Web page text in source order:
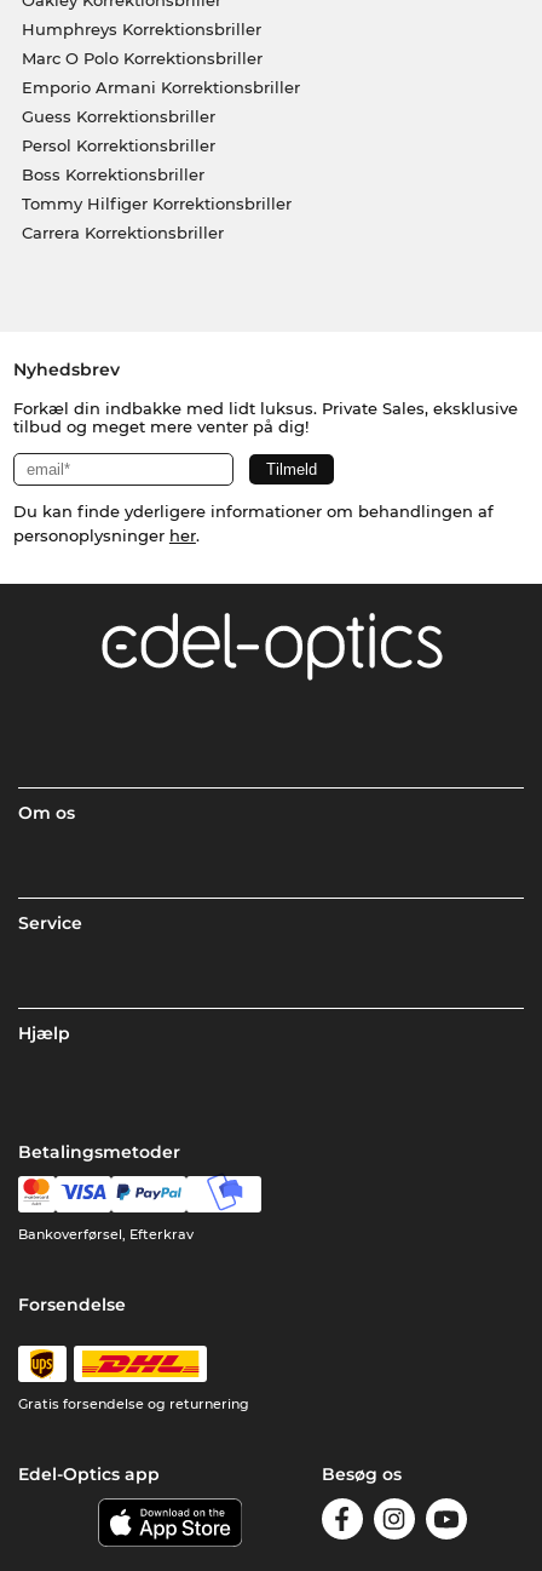
Humphreys Korrektionsbriller
Marc O Polo Korrektionsbriller
Emporio Armani Korrektionsbriller
Guess Korrektionsbriller
Persol Korrektionsbriller
Boss Korrektionsbriller
Tommy Hilfiger Korrektionsbriller
Carrera Korrektionsbriller
Nyhedsbrev
Forkæl din indbakke med lidt luksus. Private Sales, eksklusive
tilbud og meget mere venter på dig!
Du kan finde yderligere informationer om behandlingen af
personoplysninger her.
Om os
Service
Hjælp
Betalingsmetoder
Bankoverførsel, Efterkrav
Forsendelse
Gratis forsendelse og returnering
Edel-Optics app Besøg os